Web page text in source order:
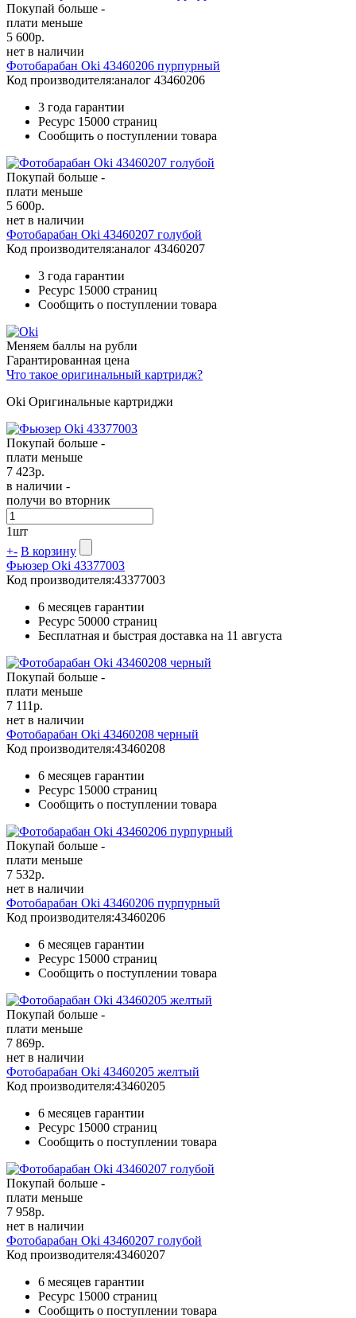
Покупай больше -
плати меньше
5 600р.
нет в наличии
Фотобарабан Oki 43460206 пурпурный
Код производителя:аналог 43460206
3 года гарантии
Ресурс 15000 страниц
Сообщить о поступлении товара
Покупай больше -
плати меньше
5 600р.
нет в наличии
Фотобарабан Oki 43460207 голубой
Код производителя:аналог 43460207
3 года гарантии
Ресурс 15000 страниц
Сообщить о поступлении товара
Меняем баллы на рубли
Гарантированная цена
Что такое оригинальный картридж?
Oki Оригинальные картриджи
Покупай больше -
плати меньше
7 423р.
в наличии -
получи во вторник
1шт
+- В корзину
Фьюзер Oki 43377003
Код производителя:43377003
6 месяцев гарантии
Ресурс 50000 страниц
Бесплатная и быстрая доставка на 11 августа
Покупай больше -
плати меньше
7 111р.
нет в наличии
Фотобарабан Oki 43460208 черный
Код производителя:43460208
6 месяцев гарантии
Ресурс 15000 страниц
Сообщить о поступлении товара
Покупай больше -
плати меньше
7 532р.
нет в наличии
Фотобарабан Oki 43460206 пурпурный
Код производителя:43460206
6 месяцев гарантии
Ресурс 15000 страниц
Сообщить о поступлении товара
Покупай больше -
плати меньше
7 869р.
нет в наличии
Фотобарабан Oki 43460205 желтый
Код производителя:43460205
6 месяцев гарантии
Ресурс 15000 страниц
Сообщить о поступлении товара
Покупай больше -
плати меньше
7 958р.
нет в наличии
Фотобарабан Oki 43460207 голубой
Код производителя:43460207
6 месяцев гарантии
Ресурс 15000 страниц
Сообщить о поступлении товара